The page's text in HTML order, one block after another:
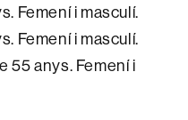
Femení i masculí.
Femení i masculí.
55 anys. Femení i